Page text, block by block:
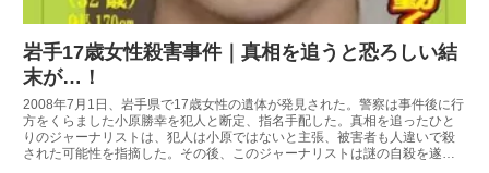
岩手17歳女性殺害事件｜真相を追うと恐ろしい結
末が…！
2008年7月1日、岩手県で17歳女性の遺体が発見された。警察は事件後に行
方をくらました小原勝幸を犯人と断定、指名手配した。真相を追ったひと
りのジャーナリストは、犯人は小原ではないと主張、被害者も人違いで殺
された可能性を指摘した。その後、このジャーナリストは謎の自殺を遂げ